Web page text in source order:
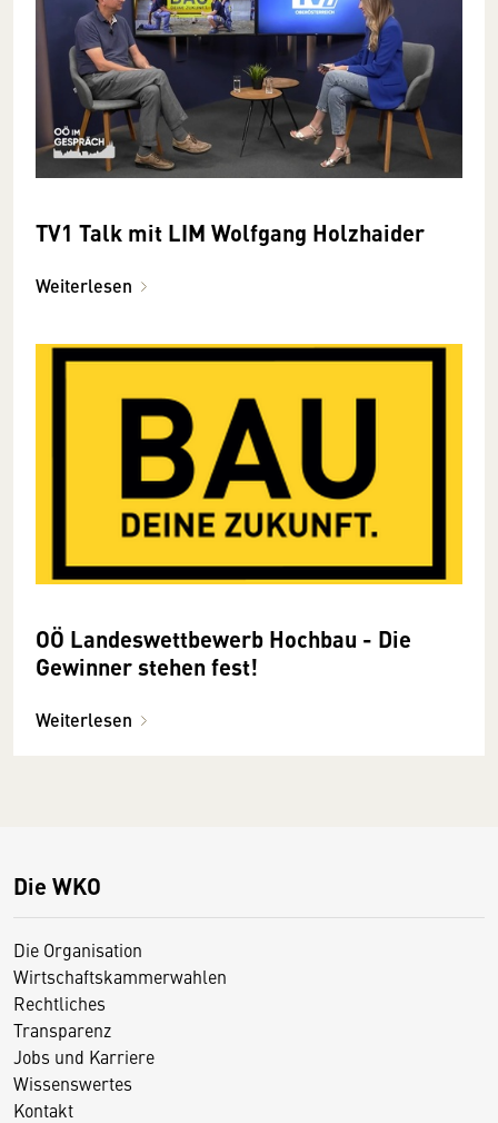
TV1 Talk mit LIM Wolfgang Holzhaider
Weiterlesen
OÖ Landeswettbewerb Hochbau - Die
Gewinner stehen fest!
Weiterlesen
Die WKO
Die Organisation
Wirtschaftskammerwahlen
Rechtliches
Transparenz
Jobs und Karriere
Wissenswertes
Kontakt